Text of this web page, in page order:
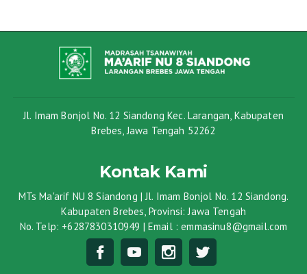
Jl. Imam Bonjol No. 12 Siandong Kec. Larangan, Kabupaten
Brebes, Jawa Tengah 52262
Kontak Kami
MTs Ma'arif NU 8 Siandong | Jl. Imam Bonjol No. 12 Siandong.
Kabupaten Brebes, Provinsi: Jawa Tengah
No. Telp: +6287830310949 | Email : emmasinu8@gmail.com